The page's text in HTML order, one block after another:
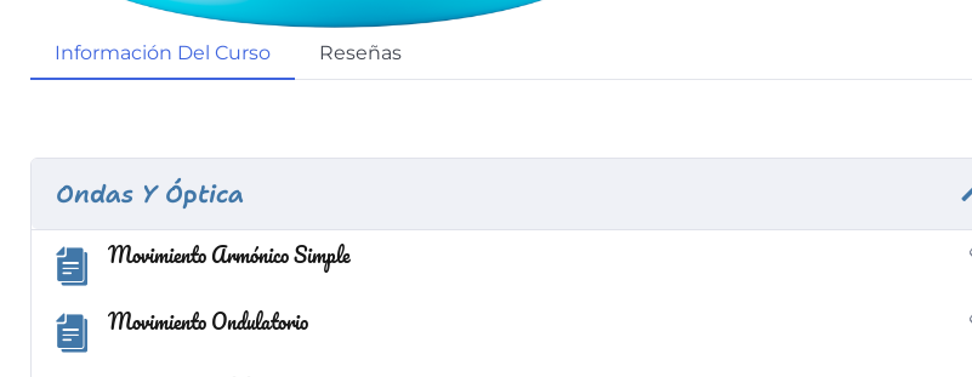
Información Del Curso Reseñas
Ondas Y Óptica
Movimiento Armónico Simple
Movimiento Ondulatorio